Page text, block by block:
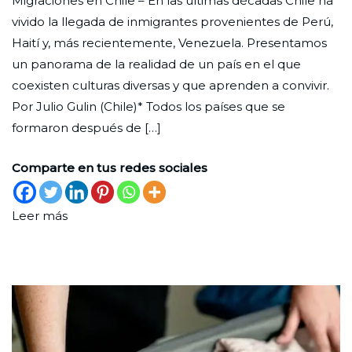
Ciudad
Nueva
31
de
mayo
de
2023
Actualidad
vivido la llegada de inmigrantes provenientes de Perú,
Haití y, más recientemente, Venezuela. Presentamos
un panorama de la realidad de un país en el que
coexisten culturas diversas y que aprenden a convivir.
Por Julio Gulin (Chile)* Todos los países que se
formaron después de […]
Comparte en tus redes sociales
Leer más